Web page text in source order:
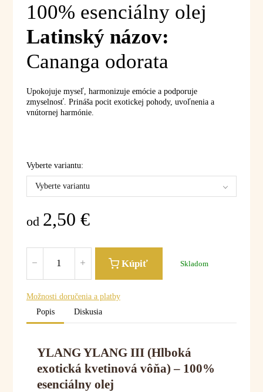
100% esenciálny olej
Latinský názov:
Cananga odorata
Upokojuje myseľ, harmonizuje emócie a podporuje
zmyselnosť. Prináša pocit exotickej pohody, uvoľnenia a
vnútornej harmónie.
Vyberte variantu:
Vyberte variantu
od 2,50 €
Kúpiť Skladom
Možnosti doručenia a platby
Popis
Diskusia
YLANG YLANG III (Hlboká
exotická kvetinová vôňa) – 100%
esenciálny olej